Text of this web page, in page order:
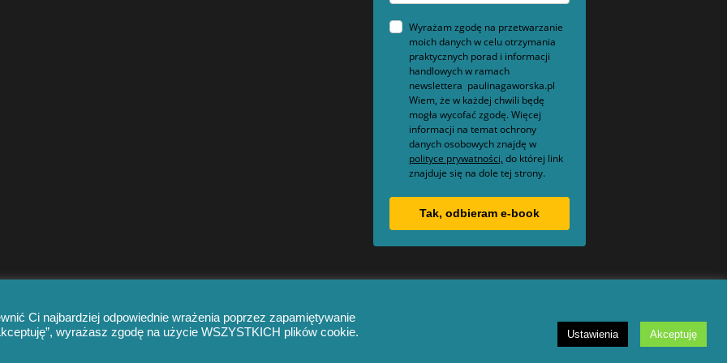
Wyrażam zgodę na przetwarzanie
moich danych w celu otrzymania
praktycznych porad i informacji
handlowych w ramach
newslettera paulinagaworska.pl
Wiem, że w każdej chwili będę
mogła wycofać zgodę. Więcej
informacji na temat ochrony
danych osobowych znajdę w
polityce prywatności, do której link
znajduje się na dole tej strony.
Tak, odbieram e-book
Ci najbardziej odpowiednie wrażenia poprzez zapamiętywanie
wyrażasz zgodę na użycie WSZYSTKICH plików cookie.
Ustawienia Akceptuję